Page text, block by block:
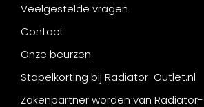
Veelgestelde vragen
Contact
Onze beurzen
Stapelkorting bij Radiator-Outlet.nl
Zakenpartner worden van